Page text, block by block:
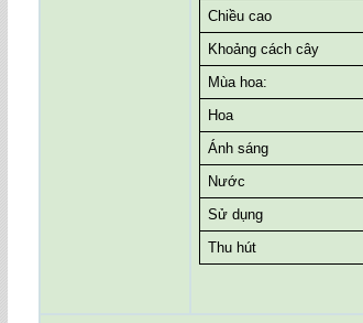
Chiều cao
Khoảng cách cây
Mùa hoa:
Hoa
Ánh sáng
Nước
Sử dụng
Thu hút